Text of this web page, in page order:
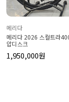
메리다
메리다 2026 스컬트라
압디스크
1,950,000원